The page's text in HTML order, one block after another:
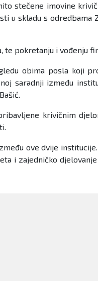
stečene imovine
u skladu s odredbama
te pokretanju i vođenju
obima posla koji
saradnji između
krivičnim
ove dvije
i zajedničko